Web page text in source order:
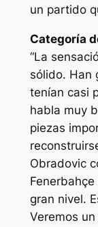
un partido
Categoría
“La
sólido. Han
tenían casi
habla muy
piezas
Obradovic
gran nivel.
Veremos